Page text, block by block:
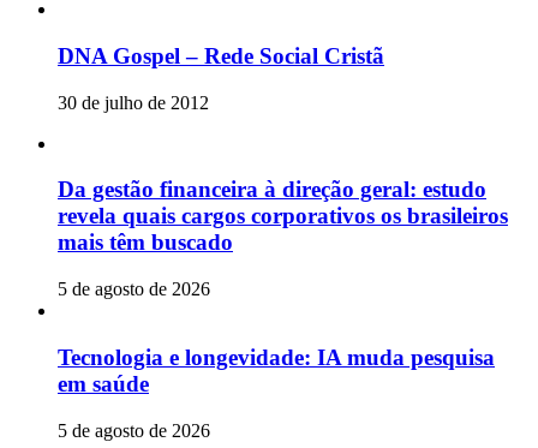
DNA Gospel – Rede Social Cristã
30 de julho de 2012
Da gestão financeira à direção geral: estudo
revela quais cargos corporativos os brasileiros
mais têm buscado
5 de agosto de 2026
Tecnologia e longevidade: IA muda pesquisa
em saúde
5 de agosto de 2026